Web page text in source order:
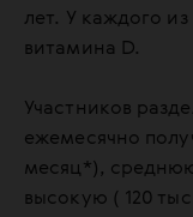
лет. У каждого
витамина D.
Участников
ежемесячно
месяц*),
высокую ( 120